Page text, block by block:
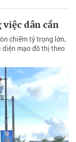
dân cần
chiếm tỷ trọng lớn,
mạo đô thị theo